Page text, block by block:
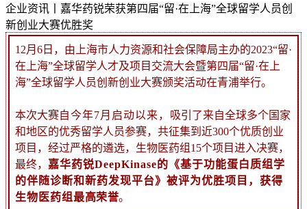
企业资讯丨嘉华药锐荣获第四届“留·在上海”全球留学人员创
新创业大赛优胜奖
12月6日，由上海市人力资源和社会保障局主办的2023“留·
在上海”全球留学人才及项目交流大会暨第四届“留·在上
海”全球留学人员创新创业大赛颁奖活动在青浦举行。
本次大赛自今年7月启动以来， 吸引了来自全球多个国家
和地区的优秀留学人员参赛，共征集到近300个优质创业
项目，经过严格的遴选，生物医药组15个项目进入决赛，
最终， 嘉华药锐DeepKinase的《基于功能蛋白质组学
的伴随诊断和新药发现平台》被评为优胜项目，获得
生物医药组 最高荣誉。